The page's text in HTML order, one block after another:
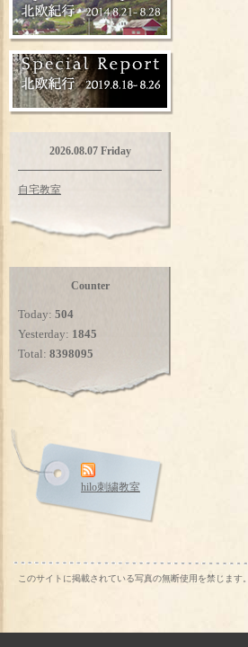
2026.08.07 Friday
自宅教室
Counter
Today: 504
Yesterday: 1845
Total: 8398095
hilo刺繍教室
このサイトに掲載されている写真の無断使用を禁じます。